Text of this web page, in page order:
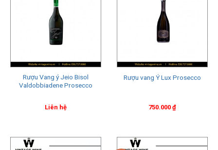
Rượu Vang ý Jeio Bisol
Valdobbiadene Prosecco
Liên hệ
Rượu vang Ý Lux Prosecco
750.000 ₫